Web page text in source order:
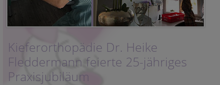
Kieferorthopädie Dr. Heike
Fleddermann feierte 25-jähriges
Praxisjubiläum